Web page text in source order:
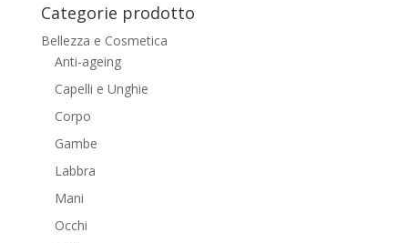
Categorie prodotto
Bellezza e Cosmetica
Anti-ageing
Capelli e Unghie
Corpo
Gambe
Labbra
Mani
Occhi